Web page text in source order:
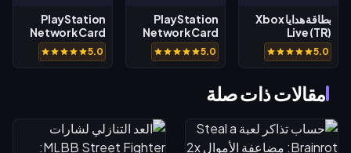
بطاقة هدايا Xbox
Live (TR)
5.0
PlayStation
Network Card
(AE)
5.0
PlayStation
Network Card
(ZA)
5.0
مقالات ذات صلة